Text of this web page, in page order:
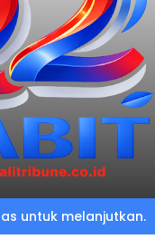
untuk melanjutkan.